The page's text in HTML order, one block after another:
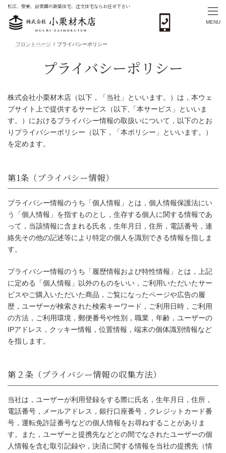
松江、安来、出雲圏の新築住宅、注文住宅ならお任せ下さい
プライバシーポリシー
株式会社小栗材木店（以下，「当社」といいます。）は，本ウェ
ブサイト上で提供するサービス（以下,「本サービス」といいま
す。）におけるプライバシー情報の取扱いについて，以下のとお
りプライバシーポリシー（以下，「本ポリシー」といいます。）
を定めます。
第1条（プライバシー情報）
プライバシー情報のうち「個人情報」とは，個人情報保護法にい
う「個人情報」を指すものとし，生存する個人に関する情報であ
って，当該情報に含まれる氏名，生年月日，住所，電話番号，連
絡先その他の記述等により特定の個人を識別できる情報を指しま
す。
プライバシー情報のうち「履歴情報および特性情報」とは，上記
に定める「個人情報」以外のものをいい，ご利用いただいたサー
ビスやご購入いただいた商品，ご覧になったページや広告の履
歴，ユーザーが検索された検索キーワード，ご利用日時，ご利用
の方法，ご利用環境，郵便番号や性別，職業，年齢，ユーザーの
IPアドレス，クッキー情報，位置情報，端末の個体識別情報など
を指します。
当社は，ユーザーが利用登録をする際に氏名，生年月日，住所，
電話番号，メールアドレス，銀行口座番号，クレジットカード番
号，運転免許証番号などの個人情報をお尋ねすることがありま
す。また，ユーザーと提携先などとの間でなされたユーザーの個
人情報を含む取引記録や，決済に関する情報を当社の提携先（情
MENU